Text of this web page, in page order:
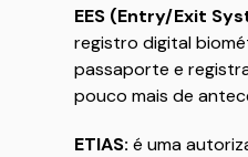
EES (Entry/Exit
registro digital
passaporte e
pouco mais de
ETIAS: é uma